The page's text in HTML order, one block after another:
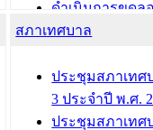
ดำเนินการขุดล
พัฒนาฟื้นฟูและ
ดำเนินการขุดล
พัฒนาฟื้นฟูและ
ชนท่าบ้งมั่ง
สภาเทศบาล
ประชุมสภาเทศ
3 ประจำปี พ.ศ.
ประชุมสภาเทศ